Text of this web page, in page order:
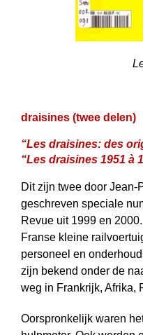
draisines (twee delen)
“Les draisines: des
“Les draisines 1951 à
Dit zijn twee door Jean-
geschreven speciale
Revue uit 1999 en
Franse kleine
personeel en
zijn bekend onder de
weg in Frankrijk, Afrika,
Oorspronkelijk waren